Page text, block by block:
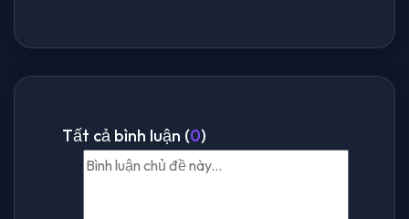
Tất cả bình luận (0)